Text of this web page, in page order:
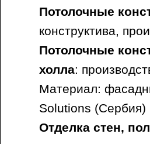
Потолочные
конструктива,
Потолочные
холла:
Материал:
Solutions (Сербия)
Отделка стен,